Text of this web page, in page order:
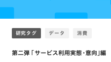
研究タグ データ 消費
第二弾 ｢サービス利用実態･意向｣編